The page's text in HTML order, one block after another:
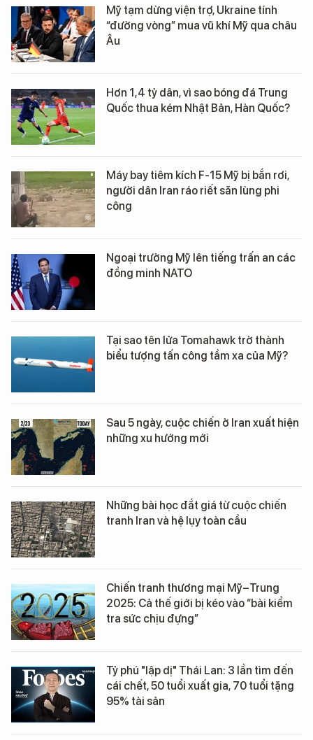
Mỹ tạm dừng viện trợ, Ukraine tính
“đường vòng” mua vũ khí Mỹ qua châu
Âu
Hơn 1,4 tỷ dân, vì sao bóng đá Trung
Quốc thua kém Nhật Bản, Hàn Quốc?
Máy bay tiêm kích F-15 Mỹ bị bắn rơi,
người dân Iran ráo riết săn lùng phi
công
Ngoại trưởng Mỹ lên tiếng trấn an các
đồng minh NATO
Tại sao tên lửa Tomahawk trở thành
biểu tượng tấn công tầm xa của Mỹ?
Sau 5 ngày, cuộc chiến ở Iran xuất hiện
những xu hướng mới
Những bài học đắt giá từ cuộc chiến
tranh Iran và hệ lụy toàn cầu
Chiến tranh thương mại Mỹ–Trung
2025: Cả thế giới bị kéo vào “bài kiểm
tra sức chịu đựng”
Tỷ phú "lập dị" Thái Lan: 3 lần tìm đến
cái chết, 50 tuổi xuất gia, 70 tuổi tặng
95% tài sản